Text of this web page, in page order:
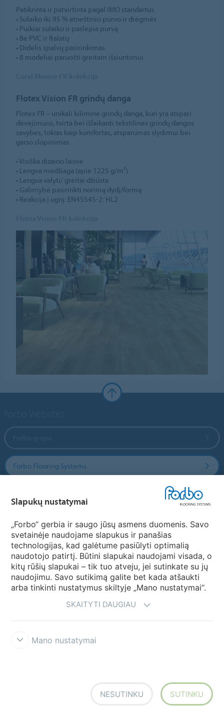
Patikrinta ir patvirtinta pagal IMO standartus
• Sulaiko iki 95 % atneštinio purvo ir drėgmės
• Puikiai sulaiko ir paslepia purvą
• Be PVC ir ftalatų
• Didelis spalvų pasirinkimas
• 8 modeliai paruošti greitam išsiuntimui
Flotex Vision FR grindų danga
Flotex FR – unikali kiliminė grindų danga, kuri yra atspari
dėvėjimuisi, tvirta bei išlaikanti tekstilinės grindų dangos
savybes, tokias kaip komfortas, atsparumas slydimui bei
garso slopinimas.
• Visiška dizaino laisvė
• Lengva medžiaga (apie 1225 g/m²)
• Lengva valyti/ greitai džiūsta
• Galimybė pasirinkti norimą dydį/formą
• Reakcija į ugnį: EN45545-2: HL2
Forbo Flooring Systems
Pasirinkti šalį
Pasirinkite savo šalį
Slapukų nustatymai
„Forbo“ gerbia ir saugo jūsų asmens duomenis. Savo
svetainėje naudojame slapukus ir panašias
technologijas, kad galėtume pasiūlyti optimalią
naudotojo patirtį. Būtini slapukai naudojami visada, o
kitų rūšių slapukai – tik tuo atveju, jei sutinkate su jų
naudojimu. Savo sutikimą galite bet kada atšaukti
arba tinkinti nustatymus skiltyje „Mano nustatymai“.
SKAITYTI DAUGIAU
Mano nustatymai
NESUTINKU SUTINKU